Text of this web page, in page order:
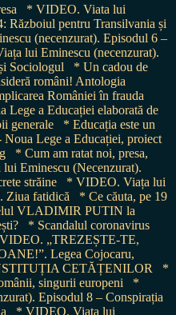
* VIDEO. Viata lui
Războiul pentru Transilvania și
(necenzurat). Episodul 6 –
lui Eminescu (necenzurat).
Sociologul
* Un cadou de
români! Antologia
României în frauda
Lege a Educației elaborată de
generale
* Educația este un
Noua Lege a Educației, proiect
* Cum am ratat noi, presa,
Eminescu (Necenzurat).
străine
* VIDEO. Viața lui
Ziua fatidică
* Ce căuta, pe 19
VLADIMIR PUTIN la
* Scandalul coronavirus
„TREZEȘTE-TE,
Legea Cojocaru,
CETĂȚENILOR
*
singurii europeni
*
Episodul 8 – Conspirația
* VIDEO. Viața lui